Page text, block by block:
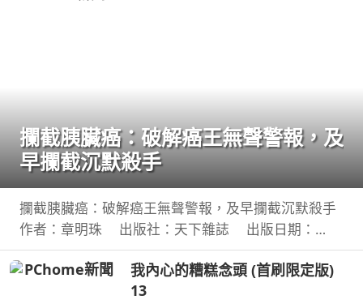
攔截胰臟癌：破解癌王無聲警報，及
早攔截沉默殺手
攔截胰臟癌：破解癌王無聲警報，及早攔截沉默殺手
作者：章明珠 出版社：天下雜誌 出版日期：
2026-08-04 00:00:00 定期健檢正常，為何仍得胰臟
癌？ 台大權威醫師25年篩檢實證， 鎖定胰臟癌關鍵1
我內心的糟糕念頭 (首刷限定版)
13